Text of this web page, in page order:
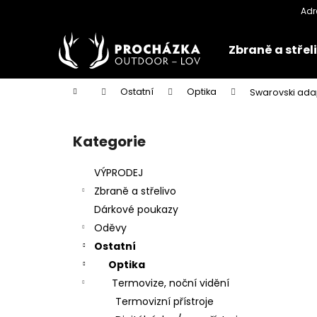
Zbraně a
Domů Ostatní Optika Swarovski
Přeskočit
kategorie
Kategorie
VÝPRODEJ
Zbraně a střelivo
Dárkové poukazy
Oděvy
Ostatní
Optika
Termovize, noční vidění
Termovizní přístroje
k
Zpět
obchodu
Zpět
obchodu